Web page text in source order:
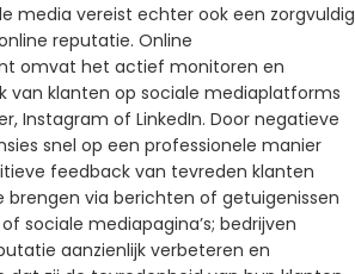
media vereist echter ook een zorgvuldig
reputatie. Online
omvat het actief monitoren en
van klanten op sociale mediaplatforms
Instagram of LinkedIn. Door negatieve
snel op een professionele manier
feedback van tevreden klanten
via berichten of getuigenissen
sociale mediapagina’s; bedrijven
aanzienlijk verbeteren en